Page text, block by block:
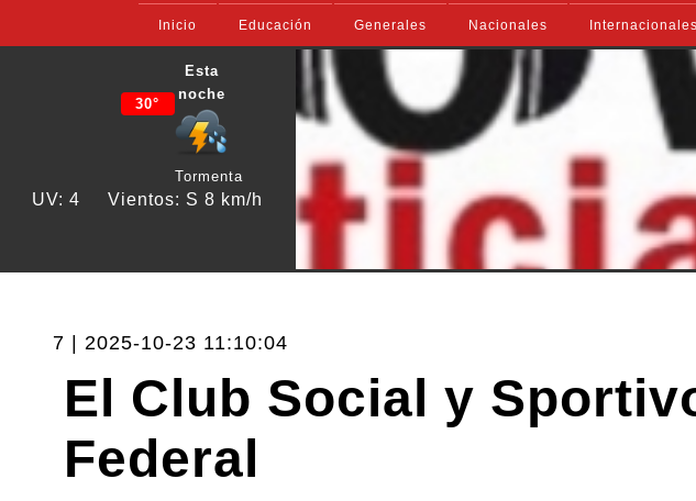
Inicio Educación Generales Nacionales Internacionales
30°
Esta
noche
Tormenta
UV: 4 Vientos: S 8 km/h
7 | 2025-10-23 11:10:04
El Club Social y
Federal